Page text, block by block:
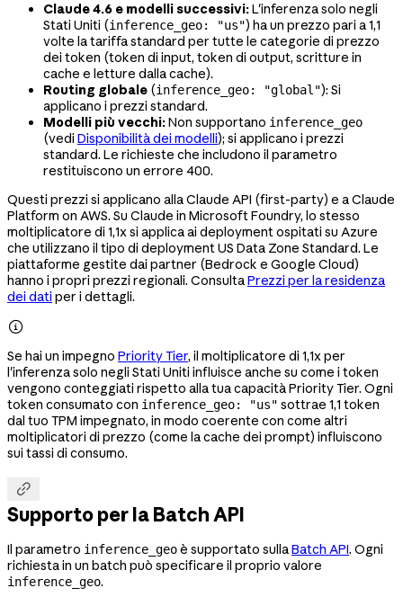
Claude 4.6 e modelli successivi:L'inferenza solo negli
Stati Uniti (inference_geo: "us") ha un prezzo pari a 1,1
volte la tariffa standard per tutte le categorie di prezzo
dei token (token di input, token di output, scritture in
cache e letture dalla cache).
Routing globale (inference_geo: "global"): Si
applicano i prezzi standard.
Modelli più vecchi:Non supportano inference_geo
(vedi Disponibilità dei modelli); si applicano i prezzi
standard. Le richieste che includono il parametro
restituiscono un errore 400.
Questi prezzi si applicano alla Claude API (first-party) e a Claude
Platform on AWS. Su Claude in Microsoft Foundry, lo stesso
moltiplicatore di 1,1x si applica ai deployment ospitati su Azure
che utilizzano il tipo di deployment US Data Zone Standard. Le
piattaforme gestite dai partner (Bedrock e Google Cloud)
hanno i propri prezzi regionali. ConsultaPrezzi per la residenza
dei dati per i dettagli.

Se hai un impegno Priority Tier, il moltiplicatore di 1,1x per
l'inferenza solo negli Stati Uniti influisce anche su come i token
vengono conteggiati rispetto alla tua capacità Priority Tier. Ogni
token consumato con inference_geo: "us" sottrae 1,1 token
dal tuo TPM impegnato, in modo coerente con come altri
moltiplicatori di prezzo (come la cache dei prompt) influiscono
sui tassi di consumo.

Supporto per la Batch API
Il parametro inference_geoè supportato sullaBatch API. Ogni
richiesta in un batch può specificare il proprio valore
inference_geo.